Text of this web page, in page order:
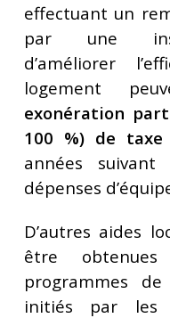
effectuant un
par une
d’améliorer
logement
exonération
100 %) de taxe
années
dépenses
D’autres aides
être
programmes
initiés par les